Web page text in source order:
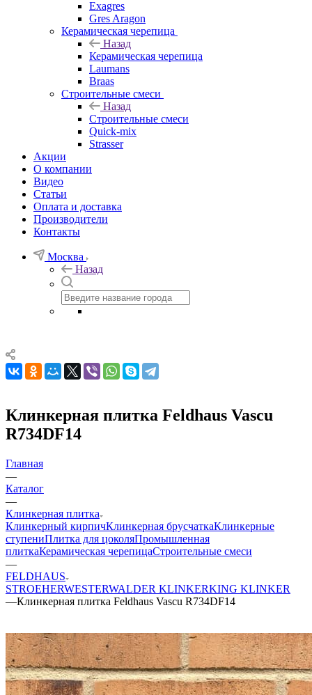
Exagres
Gres Aragon
Керамическая черепица
Назад
Керамическая черепица
Laumans
Braas
Строительные смеси
Назад
Строительные смеси
Quick-mix
Strasser
Акции
О компании
Видео
Статьи
Оплата и доставка
Производители
Контакты
Москва
Назад
Клинкерная плитка Feldhaus Vascu
R734DF14
Главная
—
Каталог
—
Клинкерная плитка
Клинкерный кирпичКлинкерная брусчаткаКлинкерные
ступениПлитка для цоколяПромышленная
плиткаКерамическая черепицаСтроительные смеси
—
FELDHAUS
STROEHERWESTERWALDER KLINKERKING KLINKER
—Клинкерная плитка Feldhaus Vascu R734DF14